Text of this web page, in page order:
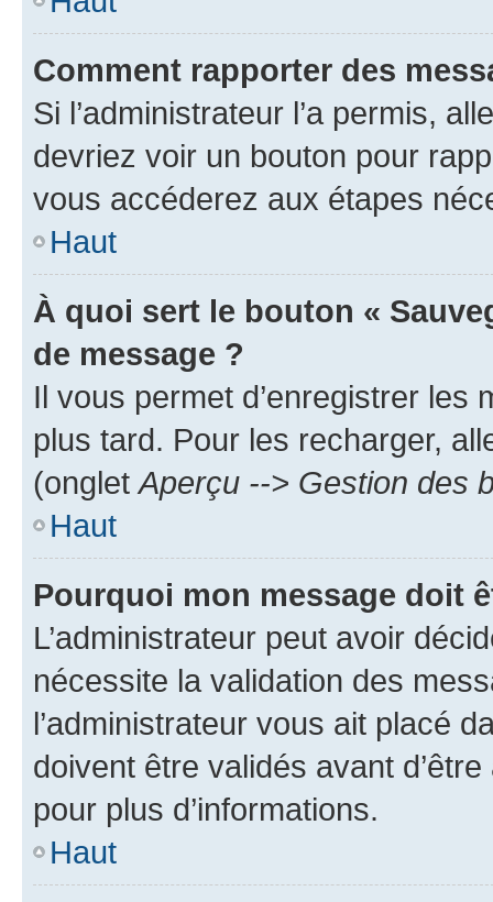
Comment rapporter des
Si l’administrateur l’a permis,
devriez voir un bouton pour
vous accéderez aux étapes
Haut
À quoi sert le bouton «
de message ?
Il vous permet d’enregistrer
plus tard. Pour les recharger,
(ongletAperçu --> Gestion des
Haut
Pourquoi mon message doit
L’administrateur peut avoir
nécessite la validation des
l’administrateur vous ait placé
doivent être validés avant
pour plus d’informations.
Haut